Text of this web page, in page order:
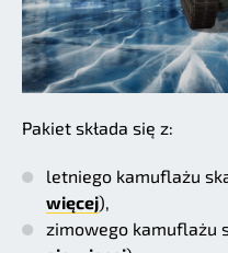
Pakiet składa się z:
letniego kamuflażu
więcej),
zimowego kamuflażu